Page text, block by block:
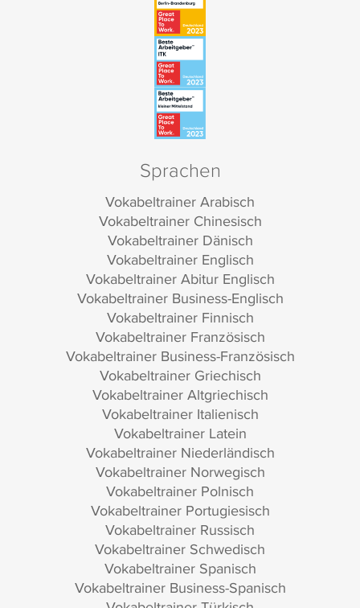
Sprachen
Vokabeltrainer Arabisch
Vokabeltrainer Chinesisch
Vokabeltrainer Dänisch
Vokabeltrainer Englisch
Vokabeltrainer Abitur Englisch
Vokabeltrainer Business-Englisch
Vokabeltrainer Finnisch
Vokabeltrainer Französisch
Vokabeltrainer Business-Französisch
Vokabeltrainer Griechisch
Vokabeltrainer Altgriechisch
Vokabeltrainer Italienisch
Vokabeltrainer Latein
Vokabeltrainer Niederländisch
Vokabeltrainer Norwegisch
Vokabeltrainer Polnisch
Vokabeltrainer Portugiesisch
Vokabeltrainer Russisch
Vokabeltrainer Schwedisch
Vokabeltrainer Spanisch
Vokabeltrainer Business-Spanisch